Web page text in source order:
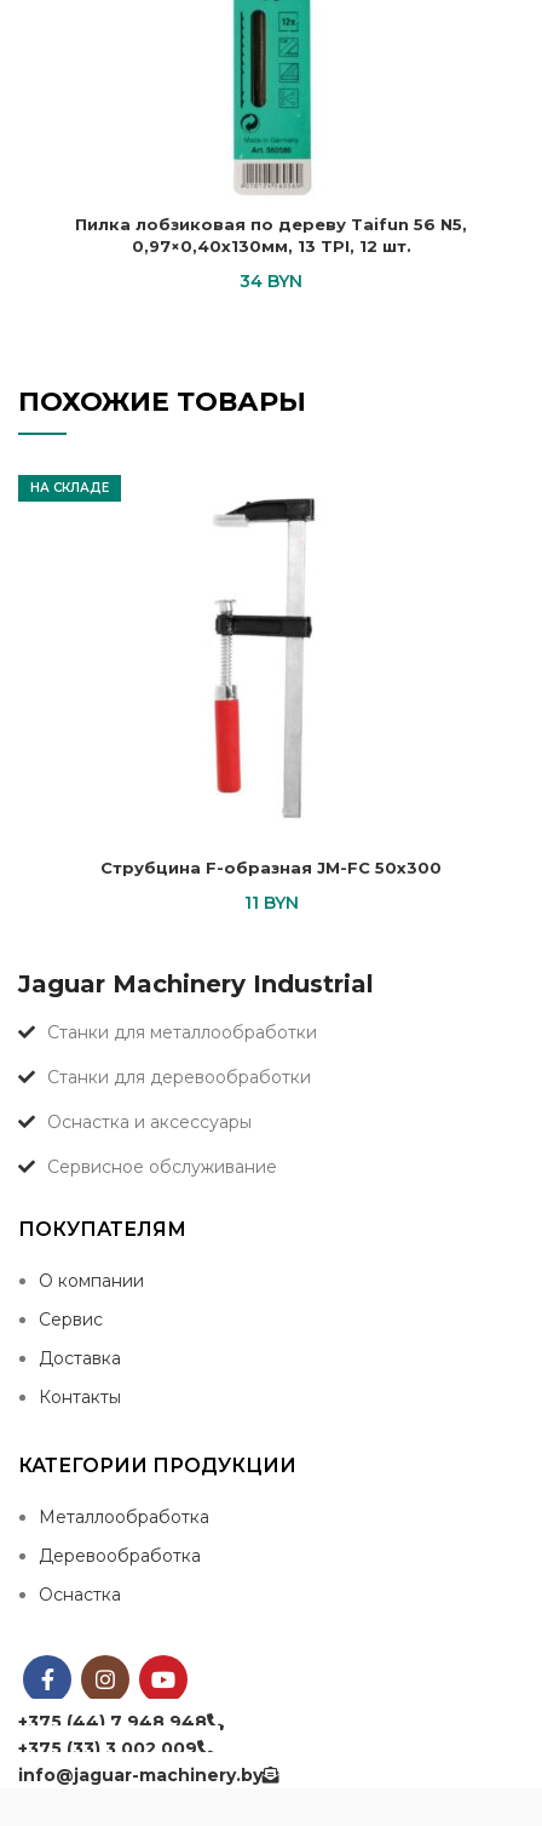
Пилка лобзиковая по дереву Taifun 56 N5,
0,97×0,40х130мм, 13 TPI, 12 шт.
34 BYN
ПОХОЖИЕ ТОВАРЫ
НА СКЛАДЕ
Струбцина F-образная JM-FC 50х300
11 BYN
Jaguar Machinery Industrial
Станки для металлообработки
Станки для деревообработки
Оснастка и аксессуары
Сервисное обслуживание
ПОКУПАТЕЛЯМ
О компании
Сервис
Доставка
Контакты
КАТЕГОРИИ ПРОДУКЦИИ
Металлообработка
Деревообработка
Оснастка
+375 (44) 7 948 948
+375 (33) 3 002 009
info@jaguar-machinery.by